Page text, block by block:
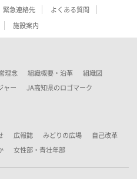
緊急連絡先 よくある質問
施設案内
理念 組織概要・沿革 組織図
ャー JA高知県のロゴマーク
広報誌 みどりの広場 自己改革
女性部・青壮年部